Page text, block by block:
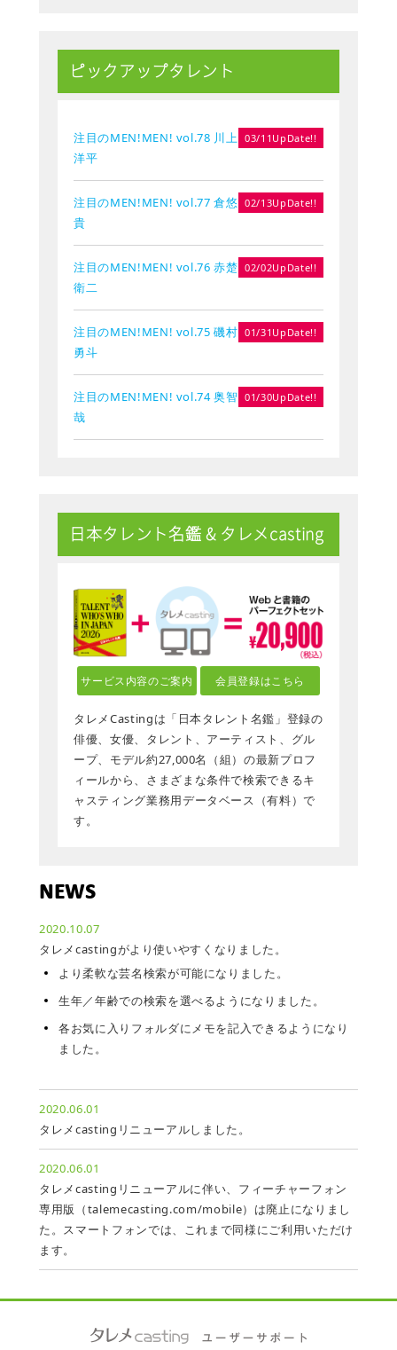
ピックアップタレント
注目のMEN!MEN! vol.78 川上
洋平
03/11UpDate!!
注目のMEN!MEN! vol.77 倉悠
貴
02/13UpDate!!
注目のMEN!MEN! vol.76 赤楚
衛二
02/02UpDate!!
注目のMEN!MEN! vol.75 磯村
勇斗
01/31UpDate!!
注目のMEN!MEN! vol.74 奥智
哉
01/30UpDate!!
日本タレント名鑑 & タレメcasting
サービス内容のご案内 会員登録はこちら
タレメCastingは「日本タレント名鑑」登録の
俳優、女優、タレント、アーティスト、グル
ープ、モデル約27,000名（組）の最新プロフ
ィールから、さまざまな条件で検索できるキ
ャスティング業務用データベース（有料）で
す。
NEWS
2020.10.07
タレメcastingがより使いやすくなりました。
より柔軟な芸名検索が可能になりました。
生年／年齢での検索を選べるようになりました。
各お気に入りフォルダにメモを記入できるようになり
ました。
2020.06.01
タレメcastingリニューアルしました。
2020.06.01
タレメcastingリニューアルに伴い、フィーチャーフォン
専用版（talemecasting.com/mobile）は廃止になりまし
た。スマートフォンでは、これまで同様にご利用いただけ
ます。